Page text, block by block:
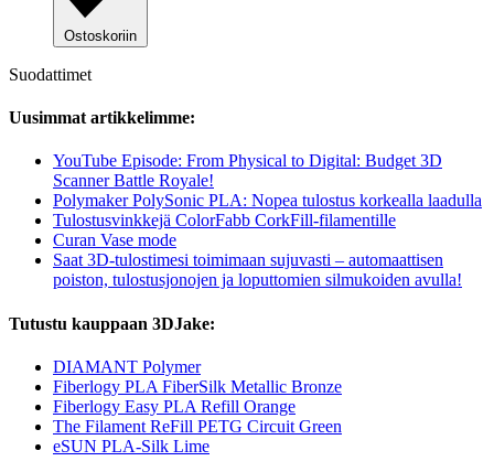
Ostoskoriin
Suodattimet
Uusimmat artikkelimme:
YouTube Episode: From Physical to Digital: Budget 3D
Scanner Battle Royale!
Polymaker PolySonic PLA: Nopea tulostus korkealla laadulla
Tulostusvinkkejä ColorFabb CorkFill-filamentille
Curan Vase mode
Saat 3D-tulostimesi toimimaan sujuvasti – automaattisen
poiston, tulostusjonojen ja loputtomien silmukoiden avulla!
Tutustu kauppaan 3DJake:
DIAMANT Polymer
Fiberlogy PLA FiberSilk Metallic Bronze
Fiberlogy Easy PLA Refill Orange
The Filament ReFill PETG Circuit Green
eSUN PLA-Silk Lime